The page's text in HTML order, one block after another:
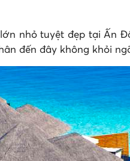
nhỏ tuyệt đẹp tại Ấn
đến đây không khỏi